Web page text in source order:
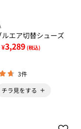
ルエア切替シューズ
¥3,289 (税込)
3件
チラ見をする